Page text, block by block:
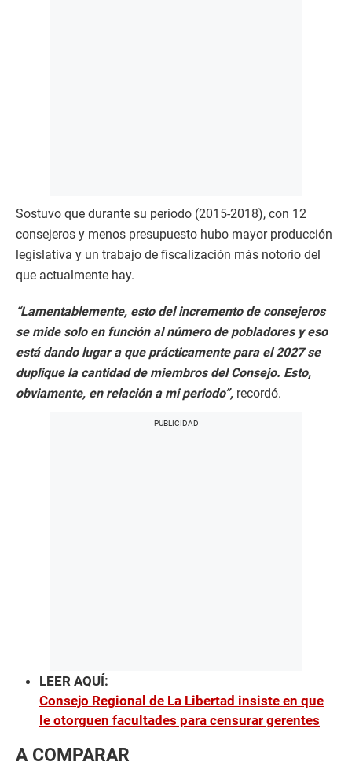
Sostuvo que durante su periodo (2015-2018), con 12
consejeros y menos presupuesto hubo mayor producción
legislativa y un trabajo de fiscalización más notorio del
que actualmente hay.
“Lamentablemente, esto del incremento de consejeros
se mide solo en función al número de pobladores y eso
está dando lugar a que prácticamente para el 2027 se
duplique la cantidad de miembros del Consejo. Esto,
obviamente, en relación a mi periodo”, recordó.
LEER AQUÍ:
Consejo Regional de La Libertad insiste en que
le otorguen facultades para censurar gerentes
A COMPARAR